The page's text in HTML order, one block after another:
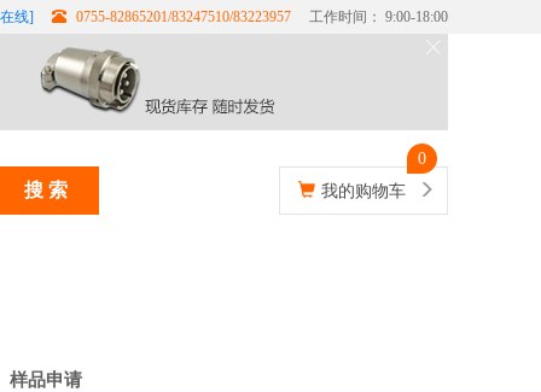
线] 0755-82865201/83247510/83223957 工作时间： 9:00-18:00
搜 索
0
我的购物车
样品申请